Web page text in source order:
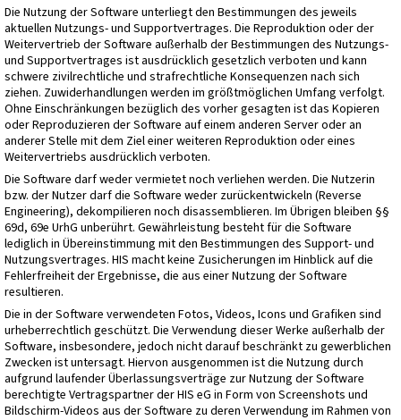
Die Nutzung der Software unterliegt den Bestimmungen des jeweils
aktuellen Nutzungs- und Supportvertrages. Die Reproduktion oder der
Weitervertrieb der Software außerhalb der Bestimmungen des Nutzungs-
und Supportvertrages ist ausdrücklich gesetzlich verboten und kann
schwere zivilrechtliche und strafrechtliche Konsequenzen nach sich
ziehen. Zuwiderhandlungen werden im größtmöglichen Umfang verfolgt.
Ohne Einschränkungen bezüglich des vorher gesagten ist das Kopieren
oder Reproduzieren der Software auf einem anderen Server oder an
anderer Stelle mit dem Ziel einer weiteren Reproduktion oder eines
Weitervertriebs ausdrücklich verboten.
Die Software darf weder vermietet noch verliehen werden. Die Nutzerin
bzw. der Nutzer darf die Software weder zurückentwickeln (Reverse
Engineering), dekompilieren noch disassemblieren. Im Übrigen bleiben §§
69d, 69e UrhG unberührt. Gewährleistung besteht für die Software
lediglich in Übereinstimmung mit den Bestimmungen des Support- und
Nutzungsvertrages. HIS macht keine Zusicherungen im Hinblick auf die
Fehlerfreiheit der Ergebnisse, die aus einer Nutzung der Software
resultieren.
Die in der Software verwendeten Fotos, Videos, Icons und Grafiken sind
urheberrechtlich geschützt. Die Verwendung dieser Werke außerhalb der
Software, insbesondere, jedoch nicht darauf beschränkt zu gewerblichen
Zwecken ist untersagt. Hiervon ausgenommen ist die Nutzung durch
aufgrund laufender Überlassungsverträge zur Nutzung der Software
berechtigte Vertragspartner der HIS eG in Form von Screenshots und
Bildschirm-Videos aus der Software zu deren Verwendung im Rahmen von